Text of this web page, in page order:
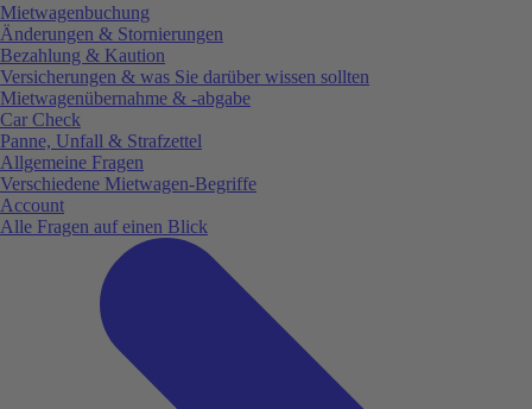
Mietwagenbuchung
Änderungen & Stornierungen
Bezahlung & Kaution
Versicherungen & was Sie darüber wissen sollten
Mietwagenübernahme & -abgabe
Car Check
Panne, Unfall & Strafzettel
Allgemeine Fragen
Verschiedene Mietwagen-Begriffe
Account
Alle Fragen auf einen Blick